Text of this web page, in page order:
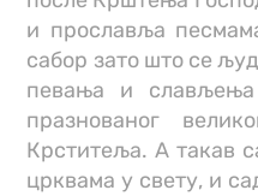
и прославља
сабор зато што се
певања и
празнованог
Крститеља. А такав
црквама у свету, и